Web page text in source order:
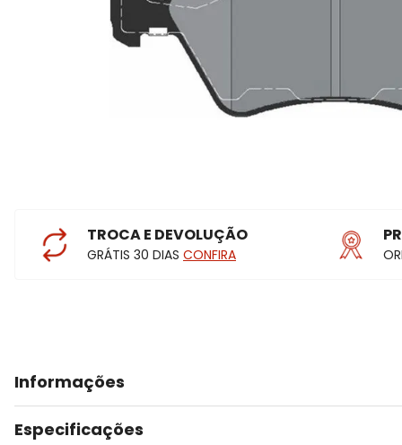
TROCA E DEVOLUÇÃO
GRÁTIS 30 DIAS CONFIRA
Informações
Especificações